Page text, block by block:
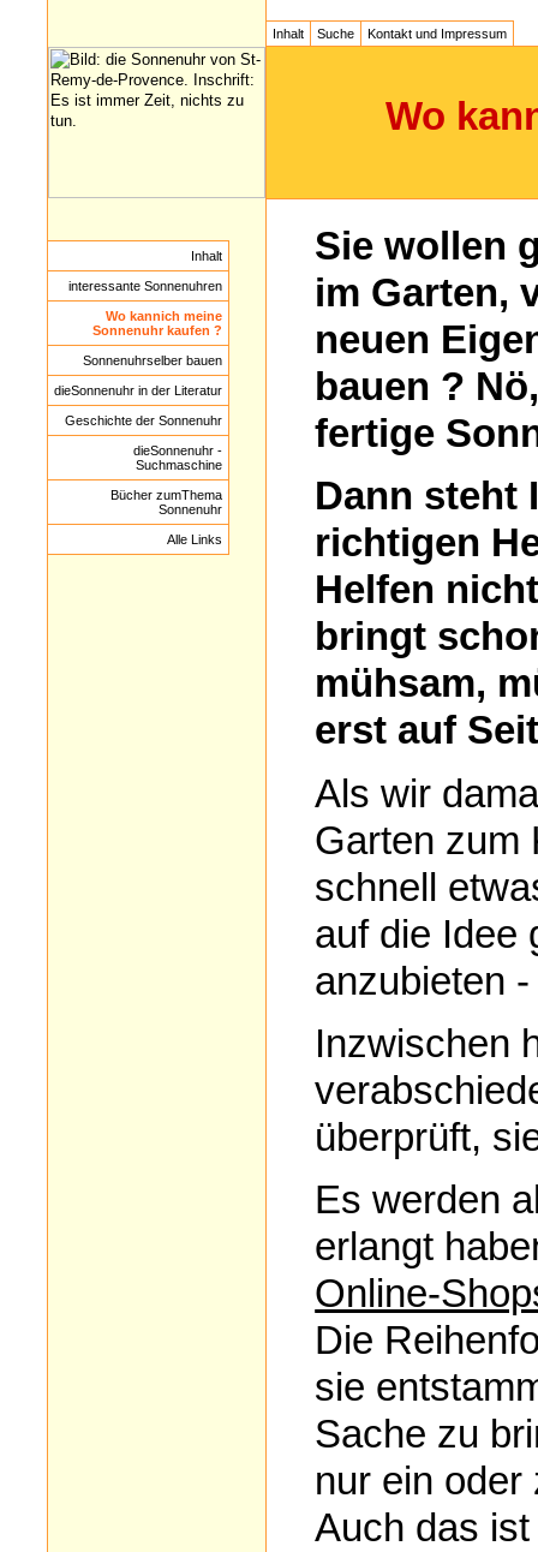
Inhalt Suche Kontakt und Impressum
Wo
Inhalt
interessante Sonnenuhren
Wo kannich meine
Sonnenuhr kaufen ?
Sonnenuhrselber bauen
dieSonnenuhr in der Literatur
Geschichte der Sonnenuhr
dieSonnenuhr -
Suchmaschine
Bücher zumThema
Sonnenuhr
Alle Links
Sie wollen
im Garten,
neuen
bauen ?
fertige
Dann steht
richtigen
Helfen
bringt
mühsam,
erst auf
Als wir
Garten zum
schnell
auf die Idee
anzubieten
Inzwischen
überprüft,
Es werden
erlangt
Online-
Die
sie
Sache zu
nur ein oder
Auch das